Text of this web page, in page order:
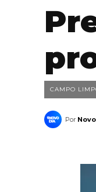
CAMPO
Por